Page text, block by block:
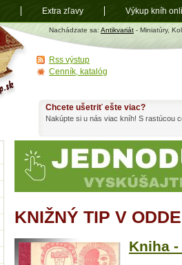
Antikvariát
shop.sk
Nachádzate sa: Antikvariát - Miniatúry,
KNIŽNÝ TIP V
Kniha
Chcete ušetriť ešte viac?
Nakúpte si u nás viac kníh! S rastúcou
Rss výstup
Cenník, katalóg
Extra zľavy Výkup kníh